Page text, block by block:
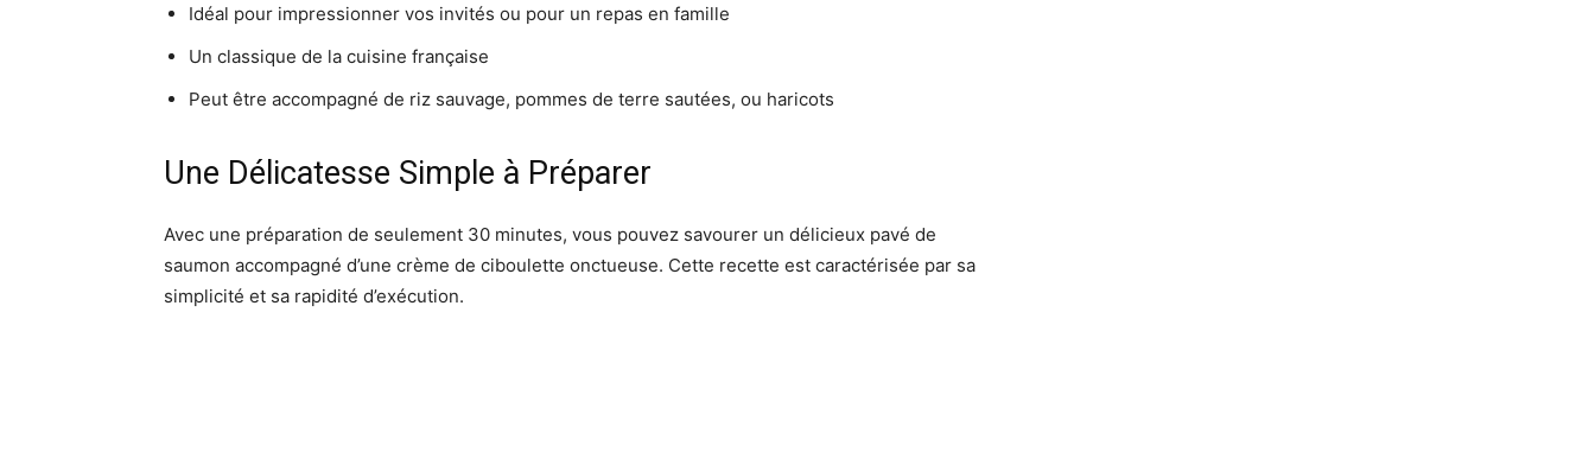
Idéal pour impressionner vos invités ou pour un repas en famille
Un classique de la cuisine française
Peut être accompagné de riz sauvage, pommes de terre sautées, ou haricots
Une Délicatesse Simple à Préparer
Avec une préparation de seulement 30 minutes, vous pouvez savourer un délicieux pavé de
saumon accompagné d’une crème de ciboulette onctueuse. Cette recette est caractérisée par sa
simplicité et sa rapidité d’exécution.